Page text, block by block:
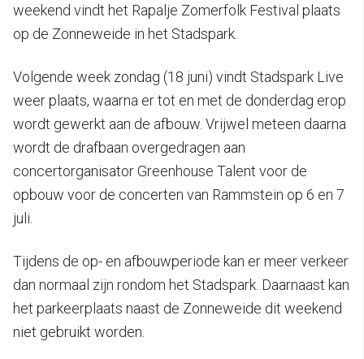
weekend vindt het Rapalje Zomerfolk Festival plaats
op de Zonneweide in het Stadspark.
Volgende week zondag (18 juni) vindt Stadspark Live
weer plaats, waarna er tot en met de donderdag erop
wordt gewerkt aan de afbouw. Vrijwel meteen daarna
wordt de drafbaan overgedragen aan
concertorganisator Greenhouse Talent voor de
opbouw voor de concerten van Rammstein op 6 en 7
juli.
Tijdens de op- en afbouwperiode kan er meer verkeer
dan normaal zijn rondom het Stadspark. Daarnaast kan
het parkeerplaats naast de Zonneweide dit weekend
niet gebruikt worden.